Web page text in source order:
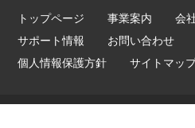
トップページ 事業案内 会
サポート情報
お問い合わせ
個人情報保護方針
サイトマッ
Copyright ©2026 Kernel